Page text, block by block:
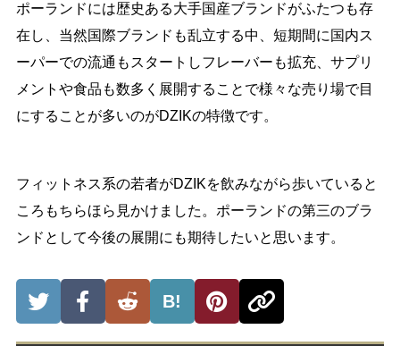
ポーランドには歴史ある大手国産ブランドがふたつも存
在し、当然国際ブランドも乱立する中、短期間に国内ス
ーパーでの流通もスタートしフレーバーも拡充、サプリ
メントや食品も数多く展開することで様々な売り場で目
にすることが多いのがDZIKの特徴です。
フィットネス系の若者がDZIKを飲みながら歩いていると
ころもちらほら見かけました。ポーランドの第三のブラ
ンドとして今後の展開にも期待したいと思います。
B!